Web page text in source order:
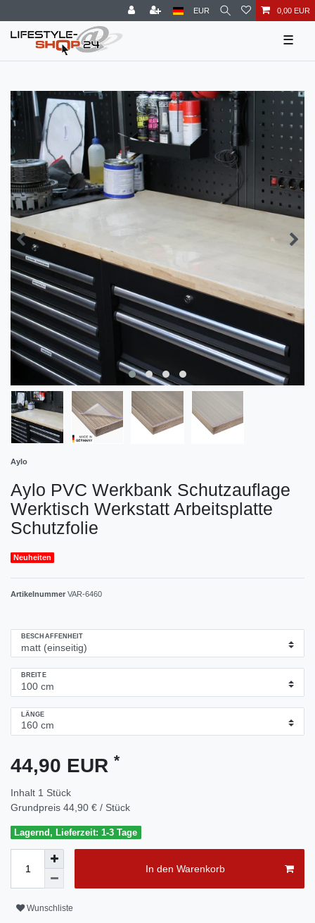
EUR 0,00 EUR
☰
Aylo
Aylo PVC Werkbank Schutzauflage
Werktisch Werkstatt Arbeitsplatte
Schutzfolie
Neuheiten
Artikelnummer VAR-6460
BESCHAFFENHEIT
BREITE
LÄNGE
44,90 EUR *
Inhalt 1 Stück
Grundpreis 44,90 € / Stück
Lagernd, Lieferzeit: 1-3 Tage
In den Warenkorb
Wunschliste